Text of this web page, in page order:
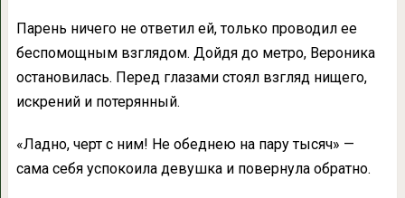
Парень ничего не ответил ей, только проводил ее
беспомощным взглядом. Дойдя до метро, Вероника
остановилась. Перед глазами стоял взгляд нищего,
искрений и потерянный.
«Ладно, черт с ним! Не обеднею на пару тысяч» —
сама себя успокоила девушка и повернула обратно.